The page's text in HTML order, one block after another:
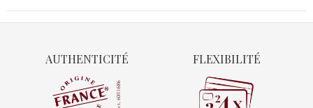
AUTHENTICITÉ FLEXIBILITÉ